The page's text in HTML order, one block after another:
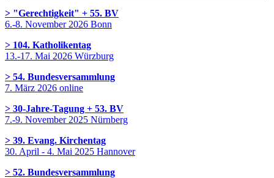
> "Gerechtigkeit" + 55. BV
6.-8. November 2026 Bonn
> 104. Katholikentag
13.-17. Mai 2026 Würzburg
> 54. Bundesversammlung
7. März 2026 online
> 30-Jahre-Tagung + 53. BV
7.-9. November 2025 Nürnberg
> 39. Evang. Kirchentag
30. April - 4. Mai 2025 Hannover
> 52. Bundesversammlung